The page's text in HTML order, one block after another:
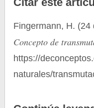
Fingermann, H. (24
Concepto de
https://
naturales/